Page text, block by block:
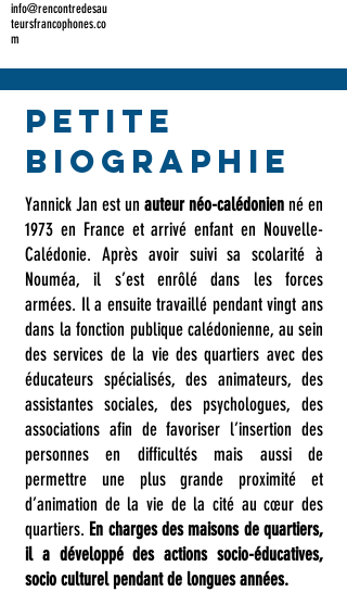
info@rencontredesau
teursfrancophones.co
m
Petite
biographie
Yannick Jan est un auteur néo-calédonien né en
1973 en France et arrivé enfant en Nouvelle-
Calédonie. Après avoir suivi sa scolarité à
Nouméa, il s’est enrôlé dans les forces
armées. Il a ensuite travaillé pendant vingt ans
dans la fonction publique calédonienne, au sein
des services de la vie des quartiers avec des
éducateurs spécialisés, des animateurs, des
assistantes sociales, des psychologues, des
associations afin de favoriser l’insertion des
personnes en difficultés mais aussi de
permettre une plus grande proximité et
d’animation de la vie de la cité au cœur des
quartiers. En charges des maisons de quartiers,
il a développé des actions socio-éducatives,
socio culturel pendant de longues années.